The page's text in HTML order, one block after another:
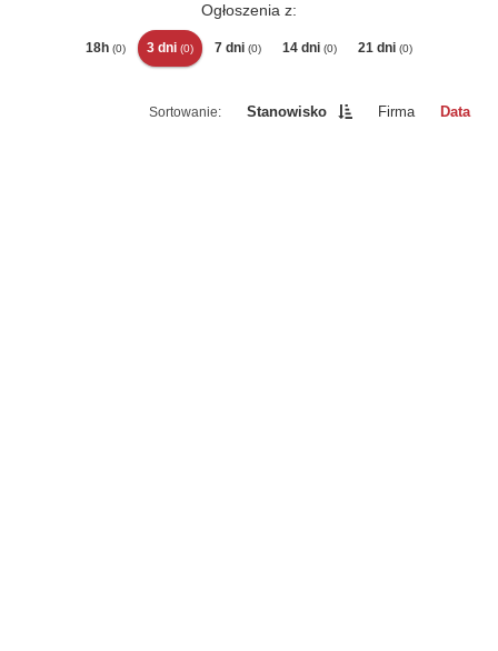
Ogłoszenia z:
18h (0) 3 dni (0) 7 dni (0) 14 dni (0) 21 dni (0)
Stanowisko Firma Data